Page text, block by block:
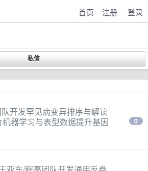
首页 注册 登录
开发罕见病变异排序与解读
器学习与表型数据提升基因
0